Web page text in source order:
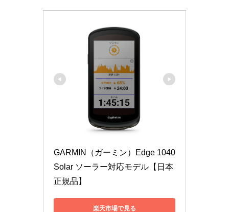
GARMIN（ガーミン）Edge 1040
Solar ソーラー対応モデル【日本
正規品】
楽天市場で見る